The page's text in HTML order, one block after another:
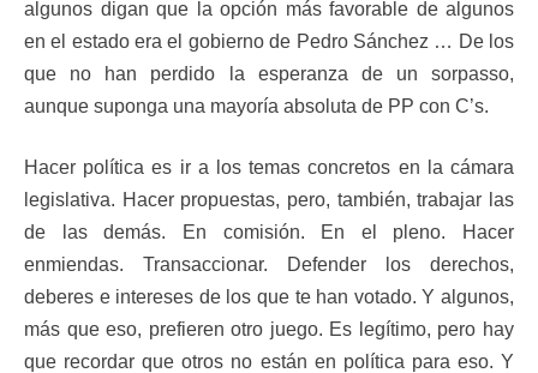
algunos digan que la opción más favorable de algunos
en el estado era el gobierno de Pedro Sánchez … De los
que no han perdido la esperanza de un sorpasso,
aunque suponga una mayoría absoluta de PP con C’s.
Hacer política es ir a los temas concretos en la cámara
legislativa. Hacer propuestas, pero, también, trabajar las
de las demás. En comisión. En el pleno. Hacer
enmiendas. Transaccionar. Defender los derechos,
deberes e intereses de los que te han votado. Y algunos,
más que eso, prefieren otro juego. Es legítimo, pero hay
que recordar que otros no están en política para eso. Y